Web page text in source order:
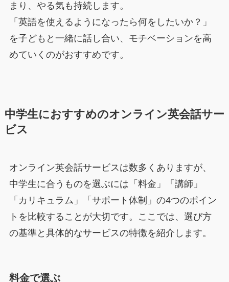
まり、やる気も持続します。
「英語を使えるようになったら何をしたいか？」
を子どもと一緒に話し合い、モチベーションを高
めていくのがおすすめです。
中学生におすすめのオンライン英会話サー
ビス
オンライン英会話サービスは数多くありますが、
中学生に合うものを選ぶには「料金」「講師」
「カリキュラム」「サポート体制」の4つのポイン
トを比較することが大切です。ここでは、選び方
の基準と具体的なサービスの特徴を紹介します。
料金で選ぶ